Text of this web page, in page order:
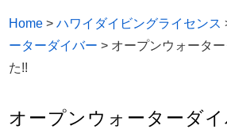
Home >ハワイダイビングライセンス
ーターダイバー > オープンウォータ
た!!
オープンウォーターダイ